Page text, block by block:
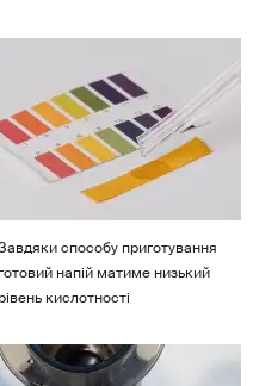
способу приготування
готовий напій матиме низький
рівень кислотності